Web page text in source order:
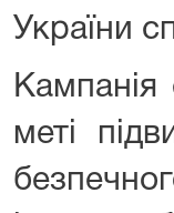
України
меті